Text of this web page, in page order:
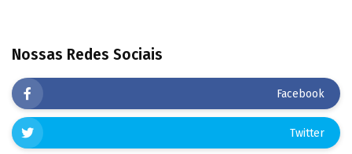
Nossas Redes Sociais
Facebook
Twitter